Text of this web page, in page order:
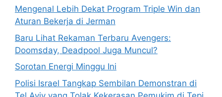
Mengenal Lebih Dekat Program Triple Win dan
Aturan Bekerja di Jerman
Baru Lihat Rekaman Terbaru Avengers:
Doomsday, Deadpool Juga Muncul?
Sorotan Energi Minggu Ini
Polisi Israel Tangkap Sembilan Demonstran di